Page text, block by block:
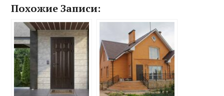
Похожие Записи: